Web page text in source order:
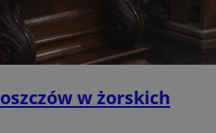
w żorskich